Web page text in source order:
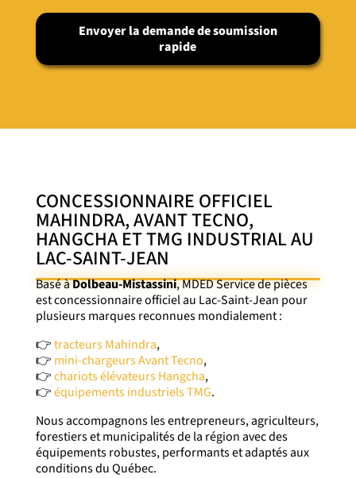
CONCESSIONNAIRE OFFICIEL
MAHINDRA, AVANT TECNO,
HANGCHA ET TMG INDUSTRIAL AU
LAC-SAINT-JEAN
Basé àDolbeau-Mistassini, MDED Service de pièces
est concessionnaire officiel au Lac-Saint-Jean pour
plusieurs marques reconnues mondialement :
👉tracteurs Mahindra,
👉 mini-chargeurs Avant Tecno,
👉chariots élévateurs Hangcha,
👉équipements industriels TMG.
Nous accompagnons les entrepreneurs, agriculteurs,
forestiers et municipalités de la région avec des
équipements robustes, performants et adaptés aux
conditions du Québec.